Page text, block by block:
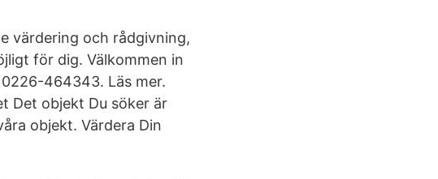
värdering och rådgivning,
för dig. Välkommen in
464343. Läs mer.
Det objekt Du söker är
objekt. Värdera Din